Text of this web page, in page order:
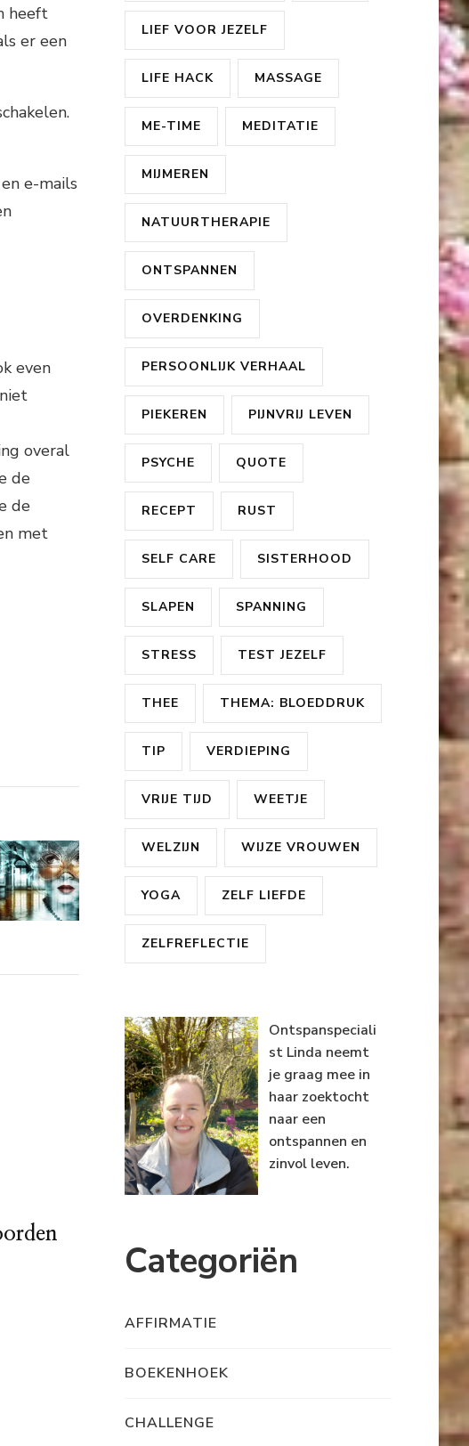
heeft
er een
e-mails
even
overal
de
de
met
LIEF VOOR JEZELF
LIFE HACK MASSAGE
ME-TIME MEDITATIE
MIJMEREN
NATUURTHERAPIE
ONTSPANNEN
OVERDENKING
PERSOONLIJK VERHAAL
PIEKEREN PIJNVRIJ LEVEN
PSYCHE QUOTE
RECEPT RUST
SELF CARE SISTERHOOD
SLAPEN SPANNING
STRESS TEST JEZELF
THEE THEMA: BLOEDDRUK
TIP VERDIEPING
VRIJE TIJD WEETJE
WELZIJN WIJZE VROUWEN
YOGA ZELF LIEFDE
ZELFREFLECTIE
Ontspanspeciali
st Linda neemt
je graag mee in
haar zoektocht
naar een
ontspannen en
zinvol leven.
Categoriën
AFFIRMATIE
BOEKENHOEK
CHALLENGE